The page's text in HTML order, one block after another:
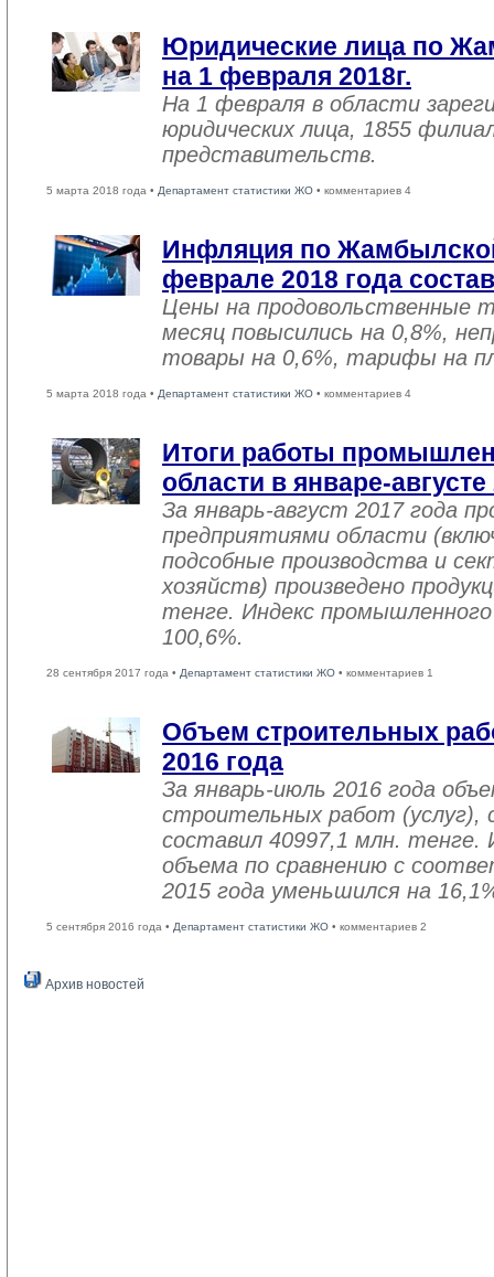
Юридические лица по
на 1 февраля 2018г.
На 1 февраля в области
юридических лица, 1855
представительств.
5 марта 2018 года • Департамент статистики ЖО • комментариев 4
Инфляция по
феврале 2018 года
Цены на продовольственные
месяц повысились на 0,8%,
товары на 0,6%, тарифы на
5 марта 2018 года • Департамент статистики ЖО • комментариев 4
Итоги работы
области в январе-августе
За январь-август 2017 года
предприятиями области
подсобные производства и
хозяйств) произведено
тенге. Индекс
100,6%.
28 сентября 2017 года • Департамент статистики ЖО • комментариев 1
Объем строительных
2016 года
За январь-июль 2016 года
строительных работ (услуг),
составил 40997,1 млн. тенге.
объема по сравнению с
2015 года уменьшился на
5 сентября 2016 года • Департамент статистики ЖО • комментариев 2
Архив новостей